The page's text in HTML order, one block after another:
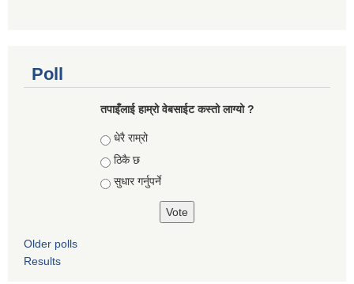
Poll
तपाइँलाई हाम्रो वेबसाईट कस्तो लाग्यो ?
Choices
धेरै राम्रो
ठिकै छ
सुधार गर्नुपर्ने
Older polls
Results